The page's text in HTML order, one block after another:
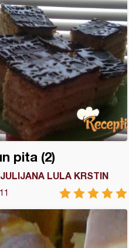
pita (2)
JULIJANA LULA KRSTIN